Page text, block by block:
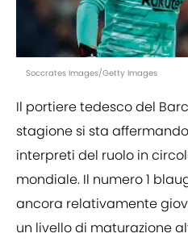
Soccrates Images/Getty Images
Il portiere tedesco del
stagione si sta
interpreti del ruolo in
mondiale. Il numero 1
ancora relativamente
un livello di maturazione